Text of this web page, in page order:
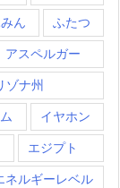
ん ふたつ
アスペルガー
ゾナ州
イヤホン
エジプト
ネルギーレベル